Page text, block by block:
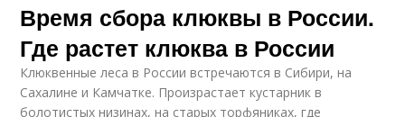
Время сбора клюквы в России.
Где растет клюква в России
Клюквенные леса в России встречаются в Сибири, на
Сахалине и Камчатке. Произрастает кустарник в
болотистых низинах, на старых торфяниках, где